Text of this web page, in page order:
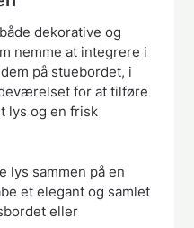
dekorative og
nemme at integrere i
på stuebordet, i
for at tilføre
lys og en frisk
lys sammen på en
et elegant og samlet
eller